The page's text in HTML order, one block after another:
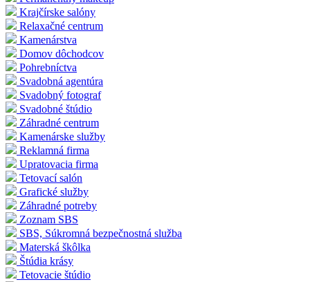
Krajčírske salóny
Relaxačné centrum
Kamenárstva
Domov dôchodcov
Pohrebníctva
Svadobná agentúra
Svadobný fotograf
Svadobné štúdio
Záhradné centrum
Kamenárske služby
Reklamná firma
Upratovacia firma
Tetovací salón
Grafické služby
Záhradné potreby
Zoznam SBS
SBS, Súkromná bezpečnostná služba
Materská škôlka
Štúdia krásy
Tetovacie štúdio